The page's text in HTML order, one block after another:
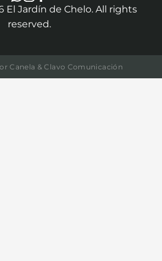
El Jardín de Chelo. All rights
reserved.
Canela & Clavo Comunicación